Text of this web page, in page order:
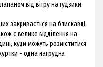
від вітру на гудзики.
закривається на блискавці,
є велике відділення на
куди можуть розміститися
– одна нагрудна